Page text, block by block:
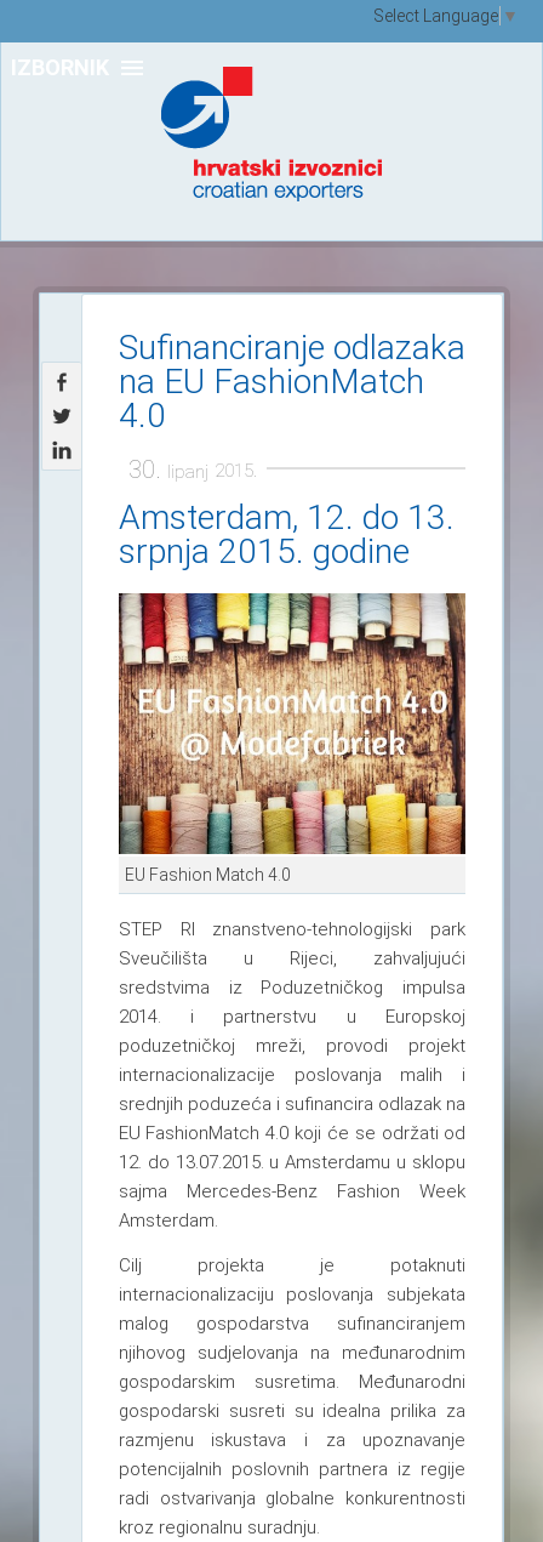
IZBORNIK
Select Language ▼
Sufinanciranje odlazaka
na EU FashionMatch
4.0
30. lipanj 2015.
Amsterdam, 12. do 13.
srpnja 2015. godine
EU Fashion Match 4.0
STEP RI znanstveno-tehnologijski park
Sveučilišta u Rijeci, zahvaljujući
sredstvima iz Poduzetničkog impulsa
2014. i partnerstvu u Europskoj
poduzetničkoj mreži, provodi projekt
internacionalizacije poslovanja malih i
srednjih poduzeća i sufinancira odlazak na
EU FashionMatch 4.0 koji će se održati od
12. do 13.07.2015. u Amsterdamu u sklopu
sajma Mercedes-Benz Fashion Week
Amsterdam.
Cilj projekta je potaknuti
internacionalizaciju poslovanja subjekata
malog gospodarstva sufinanciranjem
njihovog sudjelovanja na međunarodnim
gospodarskim susretima. Međunarodni
gospodarski susreti su idealna prilika za
razmjenu iskustava i za upoznavanje
potencijalnih poslovnih partnera iz regije
radi ostvarivanja globalne konkurentnosti
kroz regionalnu suradnju.